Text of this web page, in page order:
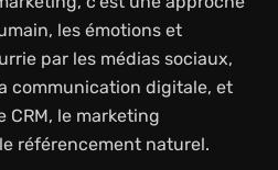
les émotions et
par les médias sociaux,
communication digitale, et
CRM, le marketing
référencement naturel.